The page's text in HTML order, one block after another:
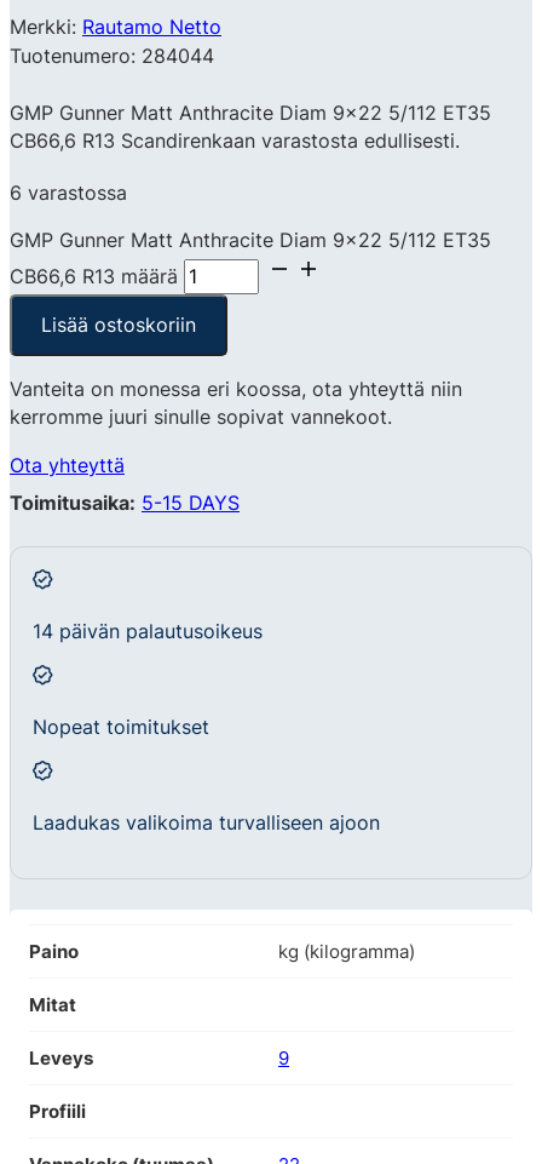
Merkki: Rautamo Netto
Tuotenumero: 284044
GMP Gunner Matt Anthracite Diam 9×22 5/112 ET35
CB66,6 R13 Scandirenkaan varastosta edullisesti.
6 varastossa
GMP Gunner Matt Anthracite Diam 9x22 5/112 ET35
CB66,6 R13 määrä
Lisää ostoskoriin
Vanteita on monessa eri koossa, ota yhteyttä niin
kerromme juuri sinulle sopivat vannekoot.
Ota yhteyttä
Toimitusaika: 5-15 DAYS
14 päivän palautusoikeus
Nopeat toimitukset
Laadukas valikoima turvalliseen ajoon
Paino kg (kilogramma)
Mitat
Leveys 9
Profiili